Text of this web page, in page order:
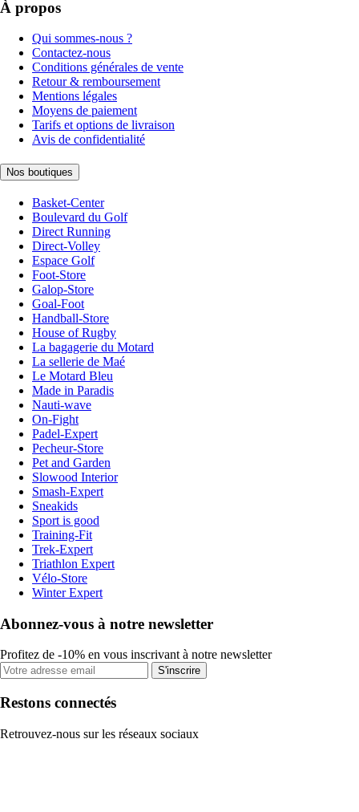
À propos
Qui sommes-nous ?
Contactez-nous
Conditions générales de vente
Retour & remboursement
Mentions légales
Moyens de paiement
Tarifs et options de livraison
Avis de confidentialité
Nos boutiques
Basket-Center
Boulevard du Golf
Direct Running
Direct-Volley
Espace Golf
Foot-Store
Galop-Store
Goal-Foot
Handball-Store
House of Rugby
La bagagerie du Motard
La sellerie de Maé
Le Motard Bleu
Made in Paradis
Nauti-wave
On-Fight
Padel-Expert
Pecheur-Store
Pet and Garden
Slowood Interior
Smash-Expert
Sneakids
Sport is good
Training-Fit
Trek-Expert
Triathlon Expert
Vélo-Store
Winter Expert
Abonnez-vous à notre newsletter
Profitez de -10% en vous inscrivant à notre newsletter
S'inscrire
Restons connectés
Retrouvez-nous sur les réseaux sociaux